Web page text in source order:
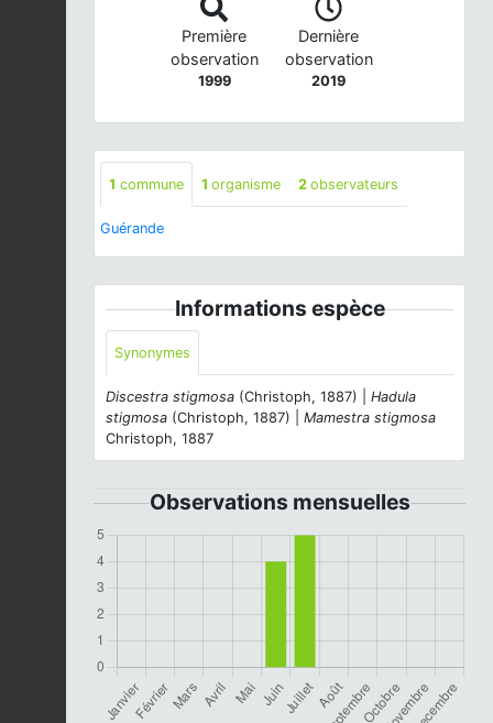
Première
observation
1999
Dernière
observation
2019
1 commune 1 organisme 2 observateurs
Guérande
Informations espèce
Synonymes
Discestra stigmosa (Christoph, 1887) | Hadula
stigmosa (Christoph, 1887) | Mamestra stigmosa
Christoph, 1887
Observations mensuelles